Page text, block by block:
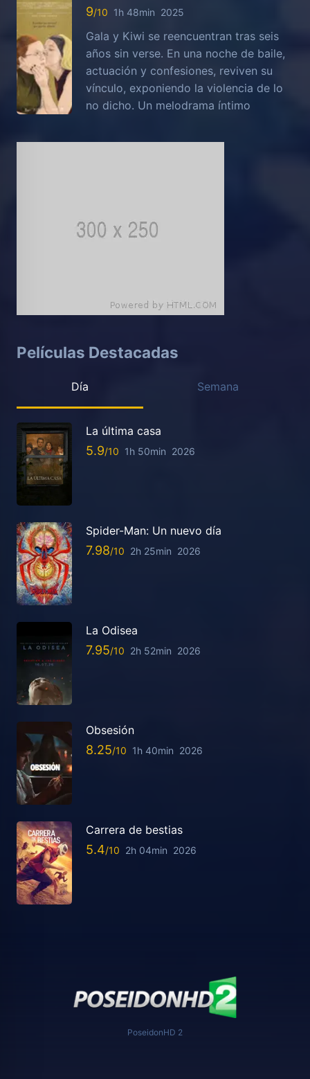
9 1h 48min 2025
Gala y Kiwi se reencuentran tras seis
años sin verse. En una noche de baile,
actuación y confesiones, reviven su
vínculo, exponiendo la violencia de lo
no dicho. Un melodrama íntimo
Películas Destacadas
Día Semana
La última casa
5.9 1h 50min 2026
Spider-Man: Un nuevo día
7.98 2h 25min 2026
La Odisea
7.95 2h 52min 2026
Obsesión
8.25 1h 40min 2026
Carrera de bestias
5.4 2h 04min 2026
PoseidonHD 2